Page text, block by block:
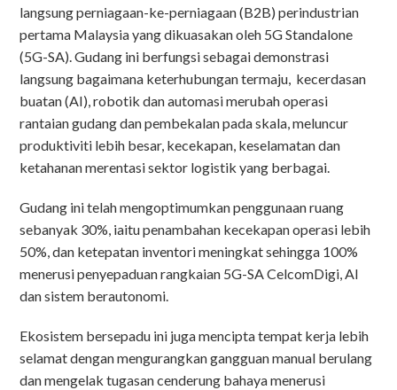
langsung perniagaan-ke-perniagaan (B2B) perindustrian
pertama Malaysia yang dikuasakan oleh 5G Standalone
(5G-SA). Gudang ini berfungsi sebagai demonstrasi
langsung bagaimana keterhubungan termaju, kecerdasan
buatan (AI), robotik dan automasi merubah operasi
rantaian gudang dan pembekalan pada skala, meluncur
produktiviti lebih besar, kecekapan, keselamatan dan
ketahanan merentasi sektor logistik yang berbagai.
Gudang ini telah mengoptimumkan penggunaan ruang
sebanyak 30%, iaitu penambahan kecekapan operasi lebih
50%, dan ketepatan inventori meningkat sehingga 100%
menerusi penyepaduan rangkaian 5G-SA CelcomDigi, AI
dan sistem berautonomi.
Ekosistem bersepadu ini juga mencipta tempat kerja lebih
selamat dengan mengurangkan gangguan manual berulang
dan mengelak tugasan cenderung bahaya menerusi